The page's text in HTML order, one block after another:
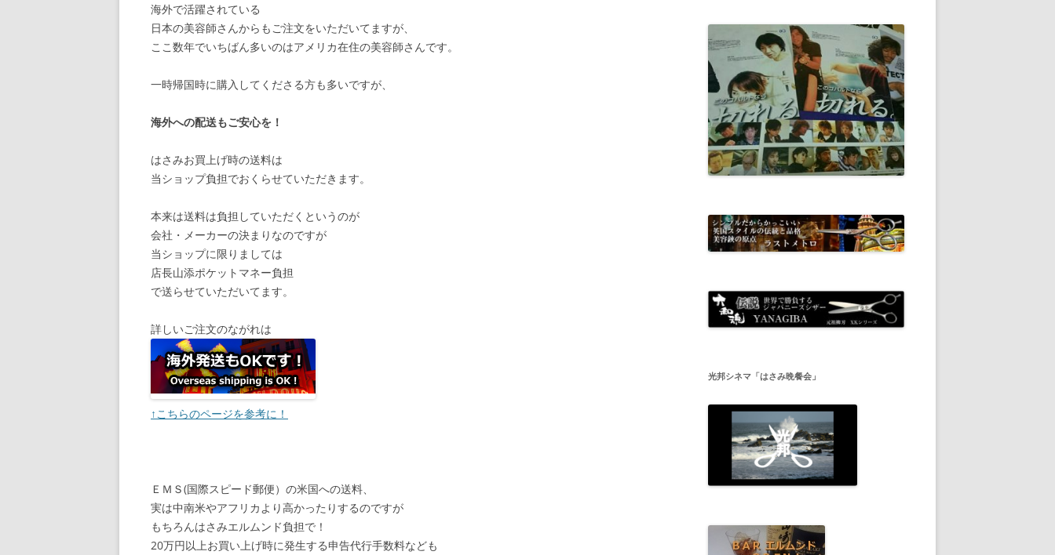
海外で活躍されている
日本の美容師さんからもご注文をいただいてますが、
ここ数年でいちばん多いのはアメリカ在住の美容師さんです。
一時帰国時に購入してくださる方も多いですが、
海外への配送もご安心を！
はさみお買上げ時の送料は
当ショップ負担でおくらせていただきます。
本来は送料は負担していただくというのが
会社・メーカーの決まりなのですが
当ショップに限りましては
店長山添ポケットマネー負担
で送らせていただいてます。
詳しいご注文のながれは
↑こちらのページを参考に！
ＥＭＳ(国際スピード郵便）の米国への送料、
実は中南米やアフリカより高かったりするのですが
もちろんはさみエルムンド負担で！
20万円以上お買い上げ時に発生する申告代行手数料なども
光邦シネマ「はさみ晩餐会」